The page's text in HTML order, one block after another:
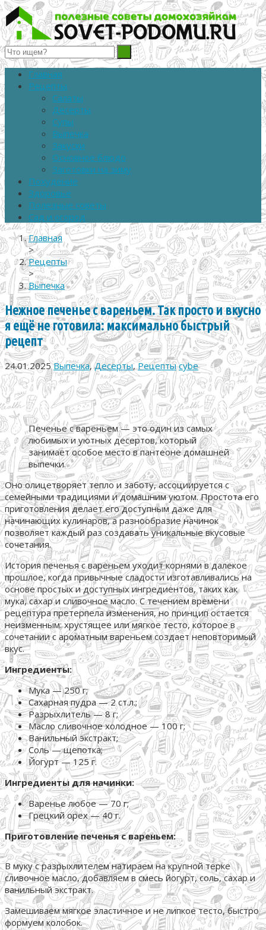
Полезные советы домохозяйкам
Главная
Рецепты
Салаты
Десерты
Супы
Выпечка
Закуски
Основное блюдо
Заготовки на зиму
Похудение
Здоровье
Полезные советы
Сад и огород
Главная
>
Рецепты
>
Выпечка
Нежное печенье с вареньем. Так просто и вкусно
я ещё не готовила: максимально быстрый
рецепт
24.01.2025 Выпечка,Десерты,Рецепты cybe
Печенье с вареньем — это один из самых
любимых и уютных десертов, который
занимает особое место в пантеоне домашней
выпечки.
Оно олицетворяет тепло и заботу, ассоциируется с
семейными традициями и домашним уютом. Простота его
приготовления делает его доступным даже для
начинающих кулинаров, а разнообразие начинок
позволяет каждый раз создавать уникальные вкусовые
сочетания.
История печенья с вареньем уходит корнями в далекое
прошлое, когда привычные сладости изготавливались на
основе простых и доступных ингредиентов, таких как
мука, сахар и сливочное масло. С течением времени
рецептура претерпела изменения, но принцип остается
неизменным: хрустящее или мягкое тесто, которое в
сочетании с ароматным вареньем создает неповторимый
вкус.
Ингредиенты:
Мука — 250 г;
Сахарная пудра — 2 ст.л.;
Разрыхлитель — 8 г;
Масло сливочное холодное — 100 г;
Ванильный экстракт;
Соль — щепотка;
Йогурт — 125 г.
Ингредиенты для начинки:
Варенье любое — 70 г;
Грецкий орех — 40 г.
Приготовление печенья с вареньем:
В муку с разрыхлителем натираем на крупной терке
сливочное масло, добавляем в смесь йогурт, соль, сахар и
ванильный экстракт.
Замешиваем мягкое эластичное и не липкое тесто, быстро
формуем колобок.